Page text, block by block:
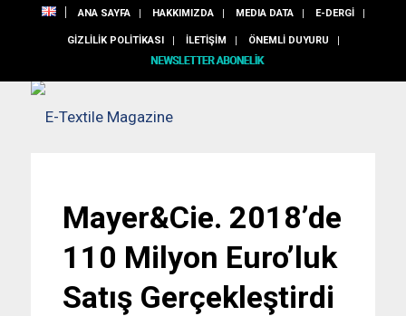
ANA SAYFA HAKKIMIZDA MEDIA DATA E-DERGİ
GİZLİLİK POLİTİKASI İLETİŞİM ÖNEMLİ DUYURU
Mayer&Cie. 2018’de
110 Milyon Euro’luk
Satış Gerçekleştirdi